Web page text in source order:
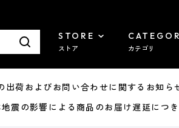
STORE
ストア カテゴリ
荷およびお問い合わせに関するお知ら
の影響による商品のお届け遅延につき